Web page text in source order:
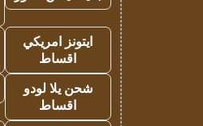
ايتونز امريكي
اقساط
شحن يلا لودو
اقساط